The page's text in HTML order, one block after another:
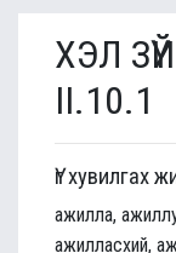
ХЭЛ
II.10.1
Үг хувилгах
ажилла,
ажилласхий,